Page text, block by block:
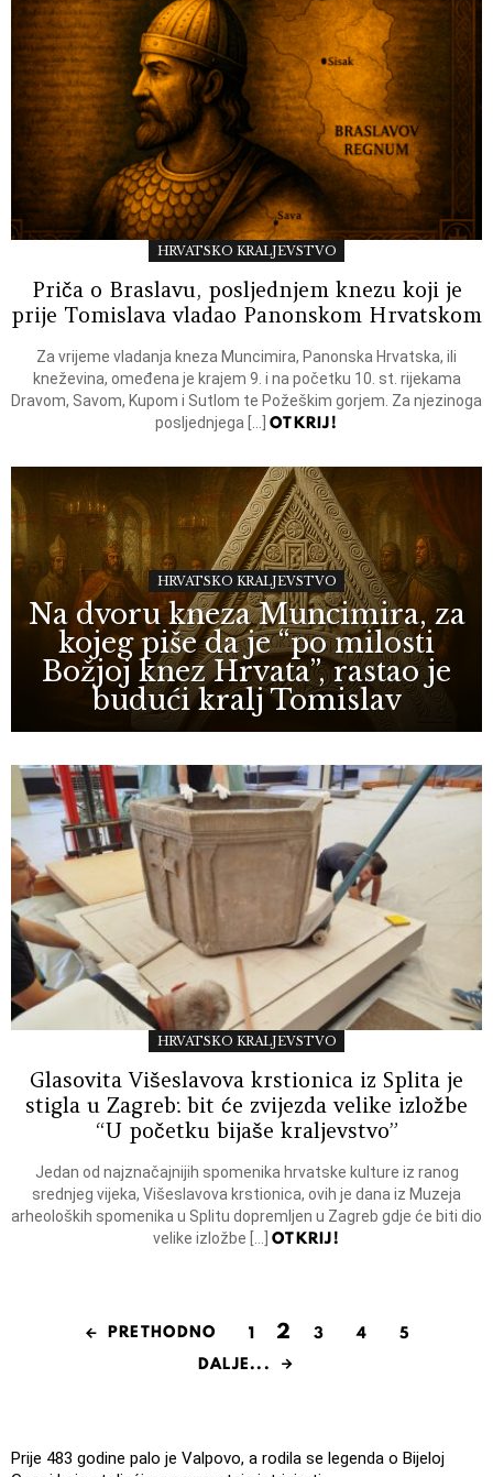
HRVATSKO KRALJEVSTVO
Priča o Braslavu, posljednjem knezu koji je
prije Tomislava vladao Panonskom Hrvatskom
Za vrijeme vladanja kneza Muncimira, Panonska Hrvatska, ili
kneževina, omeđena je krajem 9. i na početku 10. st. rijekama
Dravom, Savom, Kupom i Sutlom te Požeškim gorjem. Za njezinoga
posljednjega […] OTKRIJ!
HRVATSKO KRALJEVSTVO
Na dvoru kneza Muncimira, za
kojeg piše da je “po milosti
Božjoj knez Hrvata”, rastao je
budući kralj Tomislav
HRVATSKO KRALJEVSTVO
Glasovita Višeslavova krstionica iz Splita je
stigla u Zagreb: bit će zvijezda velike izložbe
“U početku bijaše kraljevstvo”
Jedan od najznačajnijih spomenika hrvatske kulture iz ranog
srednjeg vijeka, Višeslavova krstionica, ovih je dana iz Muzeja
arheoloških spomenika u Splitu dopremljen u Zagreb gdje će biti dio
velike izložbe […] OTKRIJ!
PRETHODNO 1 2 3 4
5
DALJE...
Prije 483 godine palo je Valpovo, a rodila se legenda o Bijeloj